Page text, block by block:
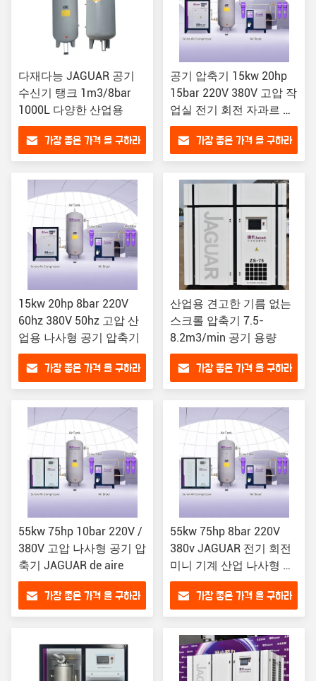
다재다능 JAGUAR 공기
수신기 탱크 1m3/8bar
1000L 다양한 산업용
가장 좋은 가격 을 구하라
공기 압축기 15kw 20hp
15bar 220V 380V 고압 작
업실 전기 회전 자과르 미
니 기계 산업 나사형
가장 좋은 가격 을 구하라
15kw 20hp 8bar 220V
60hz 380V 50hz 고압 산
업용 나사형 공기 압축기
가장 좋은 가격 을 구하라
산업용 견고한 기름 없는
스크롤 압축기 7.5-
8.2m3/min 공기 용량
가장 좋은 가격 을 구하라
55kw 75hp 10bar 220V /
380V 고압 나사형 공기 압
축기 JAGUAR de aire
가장 좋은 가격 을 구하라
55kw 75hp 8bar 220V
380v JAGUAR 전기 회전
미니 기계 산업 나사형 공
기 압축기
가장 좋은 가격 을 구하라